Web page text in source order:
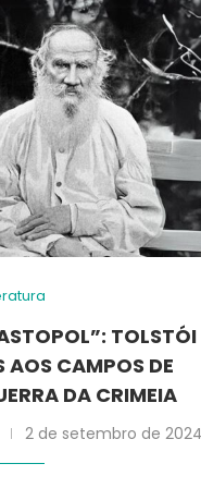
TOLSTÓI
AOS CAMPOS DE
DA CRIMEIA
2 de setembro de